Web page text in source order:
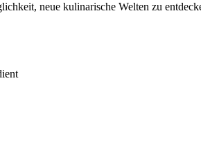
neue kulinarische Welten zu